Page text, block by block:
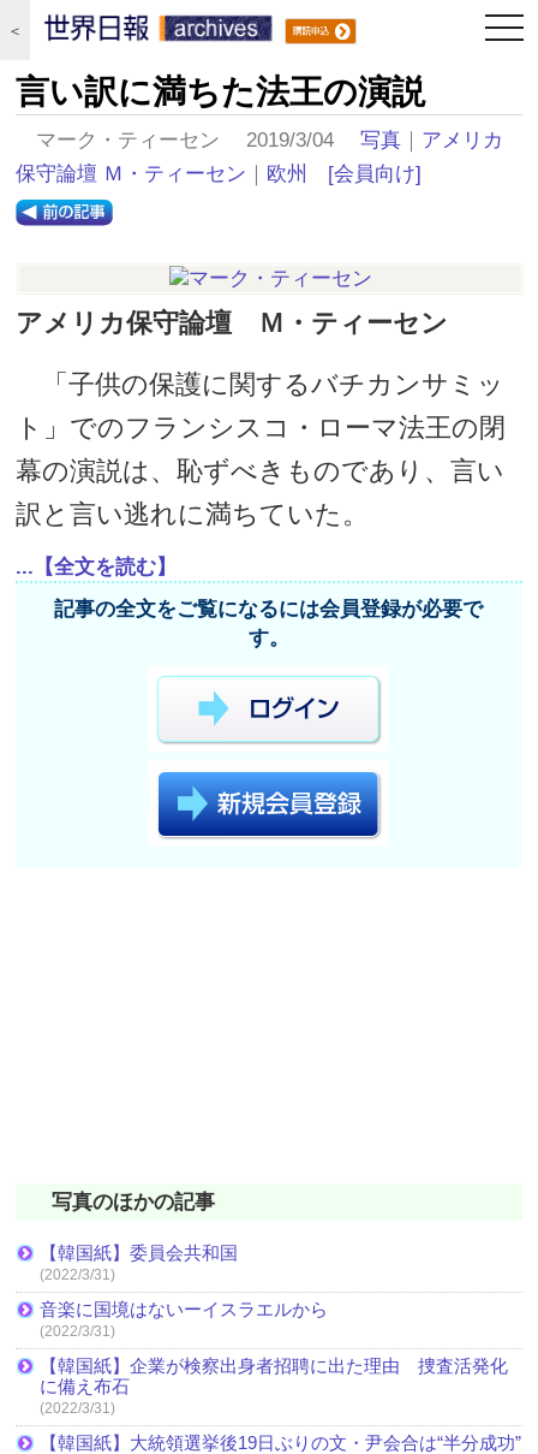
＜
言い訳に満ちた法王の演説
マーク・ティーセン 2019/3/04写真 ｜ アメリカ
保守論壇 Ｍ・ティーセン ｜ 欧州 [会員向け]
アメリカ保守論壇 Ｍ・ティーセン
「子供の保護に関するバチカンサミッ
ト」でのフランシスコ・ローマ法王の閉
幕の演説は、恥ずべきものであり、言い
訳と言い逃れに満ちていた。
...【全文を読む】
記事の全文をご覧になるには会員登録が必要で
す。
写真のほかの記事
【韓国紙】委員会共和国
(2022/3/31)
音楽に国境はないーイスラエルから
(2022/3/31)
【韓国紙】企業が検察出身者招聘に出た理由 捜査活発化
に備え布石
(2022/3/31)
【韓国紙】大統領選挙後19日ぶりの文・尹会合は“半分成功”